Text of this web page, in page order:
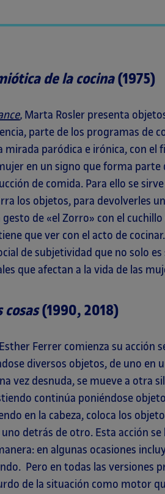
de la cocina(1975)
, Marta Rosler presenta
parte de los programas de
mirada paródica e irónica, con el
en un signo que forma parte
de comida. Para ello se
los objetos, para devolverles
gesto de «el Zorro» con el
que ver con el acto de
de subjetividad que no solo
que afectan a la vida de las
cosas(1990, 2018)
Esther Ferrer comienza su acción
diversos objetos, de uno en
vez desnuda, se mueve a otra
continúa poniéndose
en la cabeza, coloca los
detrás de otro. Esta acción se
en algunas ocasiones
Pero en todas las versiones
de la situación como motor